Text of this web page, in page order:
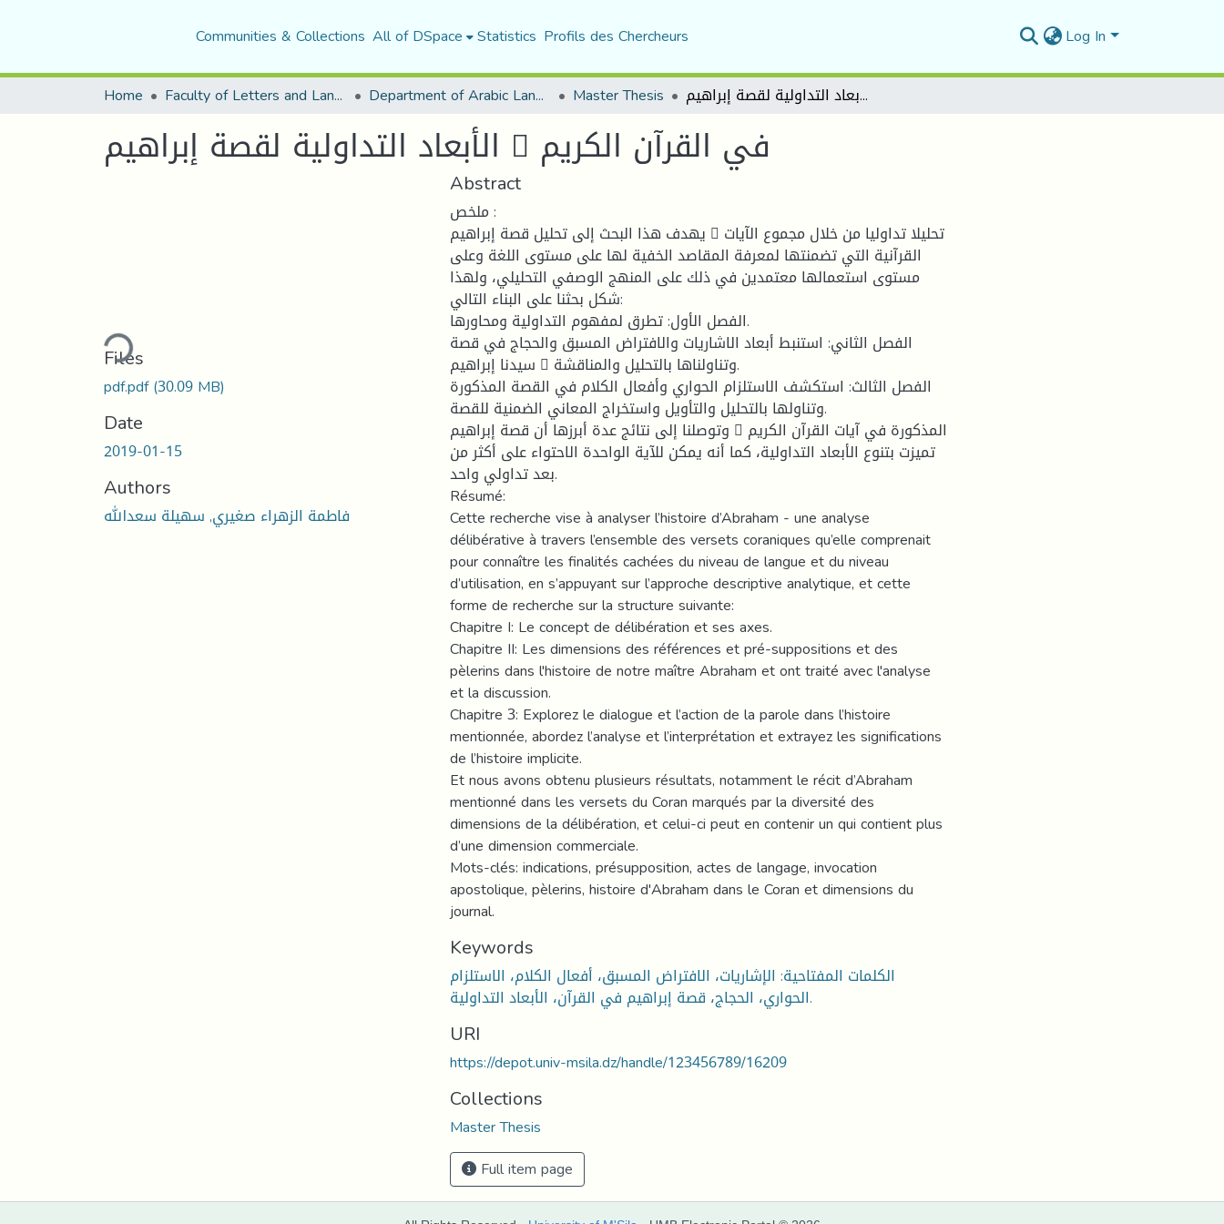
Communities & Collections All of DSpace Statistics Profils des Chercheurs Log In
Home Faculty of Letters and Languages Department of Arabic Language and Literature Master Thesis الأبعاد التداولية لقصة إبراهيم  في القرآن الكريم
الأبعاد التداولية لقصة إبراهيم  في القرآن الكريم
Loading...
Files
pdf.pdf(30.09 MB)
Date
2019-01-15
Authors
فاطمة الزهراء صغيري, سهيلة سعدالله
Abstract
ملخص :
يهدف هذا البحث إلى تحليل قصة إبراهيم  تحليلا تداوليا من خلال مجموع الآيات
القرآنية التي تضمنتها لمعرفة المقاصد الخفية لها على مستوى اللغة وعلى
مستوى استعمالها معتمدين في ذلك على المنهج الوصفي التحليلي، ولهذا
شكل بحثنا على البناء التالي:
الفصل الأول: تطرق لمفهوم التداولية ومحاورها.
الفصل الثاني: استنبط أبعاد الاشاريات والافتراض المسبق والحجاج في قصة
سيدنا إبراهيم  وتناولناها بالتحليل والمناقشة.
الفصل الثالث: استكشف الاستلزام الحواري وأفعال الكلام في القصة المذكورة
وتناولها بالتحليل والتأويل واستخراج المعاني الضمنية للقصة.
وتوصلنا إلى نتائج عدة أبرزها أن قصة إبراهيم  المذكورة في آيات القرآن الكريم
تميزت بتنوع الأبعاد التداولية، كما أنه يمكن للآية الواحدة الاحتواء على أكثر من
بعد تداولي واحد.
Résumé:
Cette recherche vise à analyser l’histoire d’Abraham - une analyse
délibérative à travers l’ensemble des versets coraniques qu’elle comprenait
pour connaître les finalités cachées du niveau de langue et du niveau
d’utilisation, en s’appuyant sur l’approche descriptive analytique, et cette
forme de recherche sur la structure suivante:
Chapitre I: Le concept de délibération et ses axes.
Chapitre II: Les dimensions des références et pré-suppositions et des
pèlerins dans l'histoire de notre maître Abraham et ont traité avec l'analyse
et la discussion.
Chapitre 3: Explorez le dialogue et l’action de la parole dans l’histoire
mentionnée, abordez l’analyse et l’interprétation et extrayez les significations
de l’histoire implicite.
Et nous avons obtenu plusieurs résultats, notamment le récit d’Abraham
mentionné dans les versets du Coran marqués par la diversité des
dimensions de la délibération, et celui-ci peut en contenir un qui contient plus
d’une dimension commerciale.
Mots-clés: indications, présupposition, actes de langage, invocation
apostolique, pèlerins, histoire d'Abraham dans le Coran et dimensions du
journal.
Keywords
الكلمات المفتاحية: الإشاريات، الافتراض المسبق، أفعال الكلام، الاستلزام
الحواري، الحجاج، قصة إبراهيم في القرآن، الأبعاد التداولية.
URI
https://depot.univ-msila.dz/handle/123456789/16209
Collections
Master Thesis
Full item page